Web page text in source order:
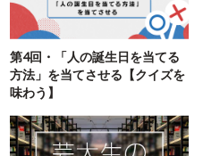
第4回・「人の誕生日を当てる
方法」を当てさせる【クイズを
味わう】